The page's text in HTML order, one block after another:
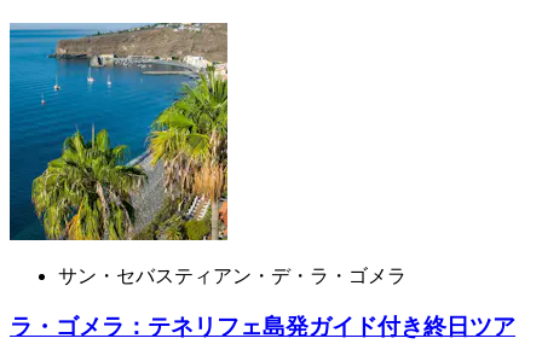
サン・セバスティアン・デ・ラ・ゴメラ
ラ・ゴメラ：テネリフェ島発ガイド付き終日ツア